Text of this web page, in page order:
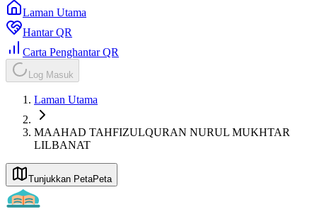
Laman Utama
Hantar QR
Carta Penghantar QR
Log Masuk
Laman Utama
MAAHAD TAHFIZULQURAN NURUL MUKHTAR
LILBANAT
Tunjukkan PetaPeta